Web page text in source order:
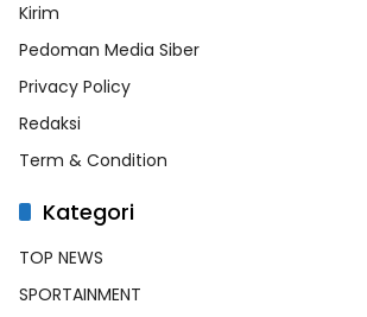
Kirim
Pedoman Media Siber
Privacy Policy
Redaksi
Term & Condition
Kategori
TOP NEWS
SPORTAINMENT